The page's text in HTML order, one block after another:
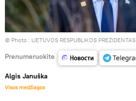
© Photo : LIETUVOS RESPUBLIKOS PREZIDENTAS
Prenumeruokite
Algis Januška
Visos medžiagos